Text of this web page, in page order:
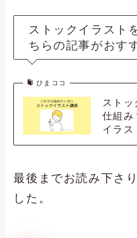
ストックイラスト
ちらの記事がおす
ひまココ
スト
仕組み
イラス
最後までお読み下さ
した。